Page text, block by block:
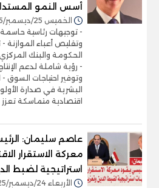
أسس النمو
الخميس 25/ديسمبر/2025 - 05:19 م
- توجيهات رئاسية
وتقليص أعباء
الحكومة والبنك
- رؤية شاملة لدعم
وتوفير احتياجات السوق
البشرية في صدارة
اقتصادية متماسكة
عاصم سليمان:
معركة الاستقرار
استراتيجية لضبط
الأربعاء 24/ديسمبر/2025 - 02:16 م